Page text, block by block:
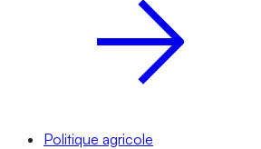
Politique agricole